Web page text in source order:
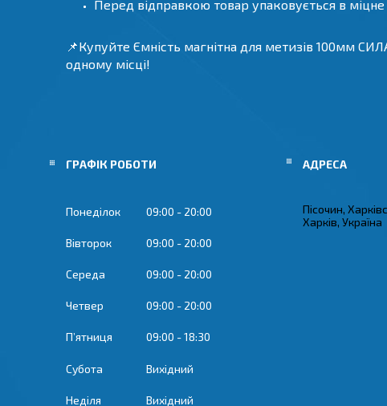
Перед відправкою товар упаковується в міцне
📌Купуйте Ємність магнітна для метизів 100мм
одному місці!
ГРАФІК РОБОТИ
Понеділок 09:00 20:00
Вівторок 09:00 20:00
Середа 09:00 20:00
Четвер 09:00 20:00
Пʼятниця 09:00 18:30
Субота Вихідний
Неділя Вихідний
Пісочин,
Харків, Україна